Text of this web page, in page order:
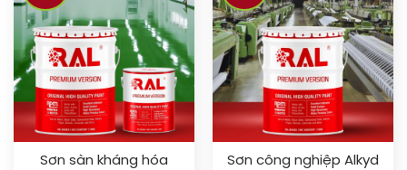
Sơn sàn kháng hóa
Sơn công nghiệp Alkyd